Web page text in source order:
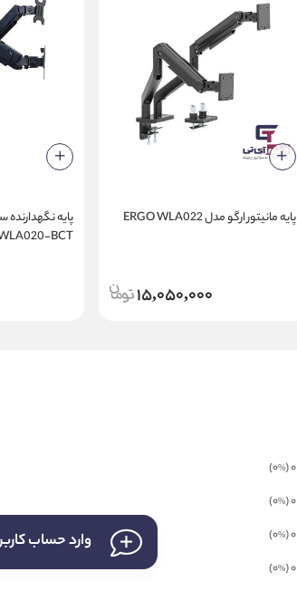
پایه مانیتور ارگو مدل ERGO WLA022
15,050,000
پایه نگهدارنده
BCT
0
(0
%
)
0
(0
%
)
0
(0
%
)
0
(0
%
)
وارد حساب